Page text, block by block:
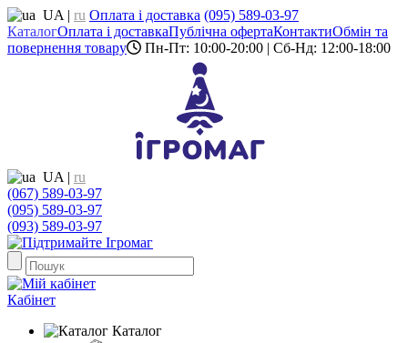
UA | ru Оплата і доставка (095) 589-03-97
КаталогОплата і доставкаПублічна офертаКонтактиОбмін та
повернення товару
Пн-Пт: 10:00-20:00 | Сб-Нд: 12:00-18:00
UA | ru
(067) 589-03-97
(095) 589-03-97
(093) 589-03-97
Кабінет
Каталог